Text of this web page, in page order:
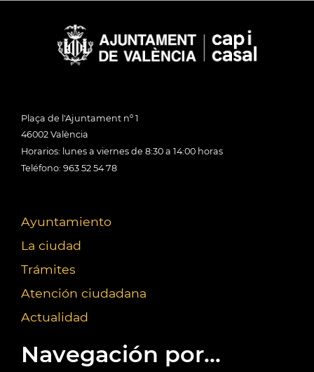
Plaça de l'Ajuntament nº 1
46002 València
Horarios: lunes a viernes de 8:30 a 14:00 horas
Teléfono: 963 52 54 78
Ayuntamiento
La ciudad
Trámites
Atención ciudadana
Actualidad
Navegación por...